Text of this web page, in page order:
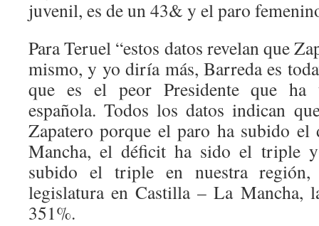
juvenil, es de un 43& y el paro
Para Teruel “estos datos revelan que
mismo, y yo diría más, Barreda es
que es el peor Presidente que ha
española. Todos los datos indican
Zapatero porque el paro ha subido
Mancha, el déficit ha sido el triple
subido el triple en nuestra
legislatura en Castilla – La Mancha,
351%.